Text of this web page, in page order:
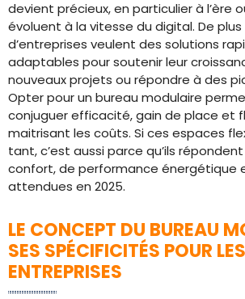
devient précieux, en particulier à l’ère
évoluent à la vitesse du digital. De plus
d’entreprises veulent des solutions
adaptables pour soutenir leur
nouveaux projets ou répondre à des
Opter pour un bureau modulaire
conjuguer efficacité, gain de place et
maitrisant les coûts. Si ces espaces
tant, c’est aussi parce qu’ils
confort, de performance énergétique
attendues en 2025.
LE CONCEPT DU BUREAU
SES SPÉCIFICITÉS POUR LES
ENTREPRISES